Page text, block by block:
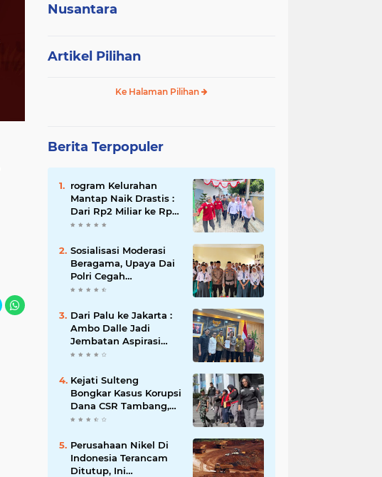
Nusantara
Artikel Pilihan
Ke Halaman Pilihan
Berita Terpopuler
rogram Kelurahan
Mantap Naik Drastis :
Dari Rp2 Miliar ke Rp5
Miliar, Tiap Kelurahan
Juta
Sosialisasi Moderasi
Beragama, Upaya Dai
Polri Cegah
Radikalisme di
Dari Palu ke Jakarta :
Ambo Dalle Jadi
Jembatan Aspirasi
Mahasiswa untuk Presiden
Kejati Sulteng
Bongkar Kasus Korupsi
Dana CSR Tambang,
Sekdes Tamainusi Ikut
Perusahaan Nikel Di
Indonesia Terancam
Ditutup, Ini